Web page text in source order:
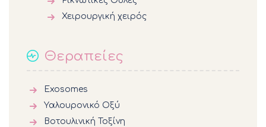
Χειρουργική χειρός
Θεραπείες
Exosomes
Υαλουρονικό Οξύ
Βοτουλινική Τοξίνη